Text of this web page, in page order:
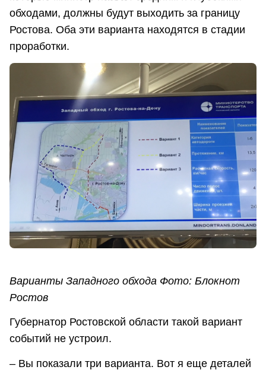
обходами, должны будут выходить за границу
Ростова. Оба эти варианта находятся в стадии
проработки.
Варианты Западного обхода Фото: Блокнот
Ростов
Губернатор Ростовской области такой вариант
событий не устроил.
– Вы показали три варианта. Вот я еще деталей